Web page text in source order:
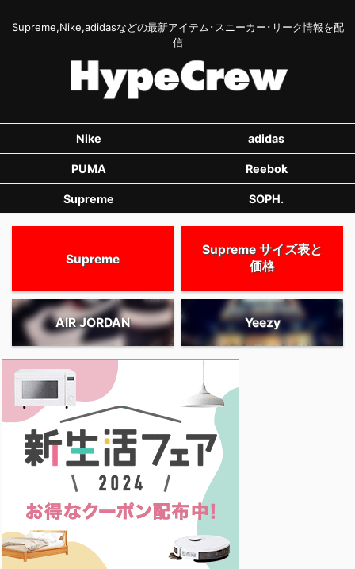
Supreme,Nike,adidasなどの最新アイテム･スニーカー･リーク情報を配
信
Nike adidas
PUMA Reebok
Supreme SOPH.
Supreme
Supreme サイズ表と
価格
AIR JORDAN Yeezy